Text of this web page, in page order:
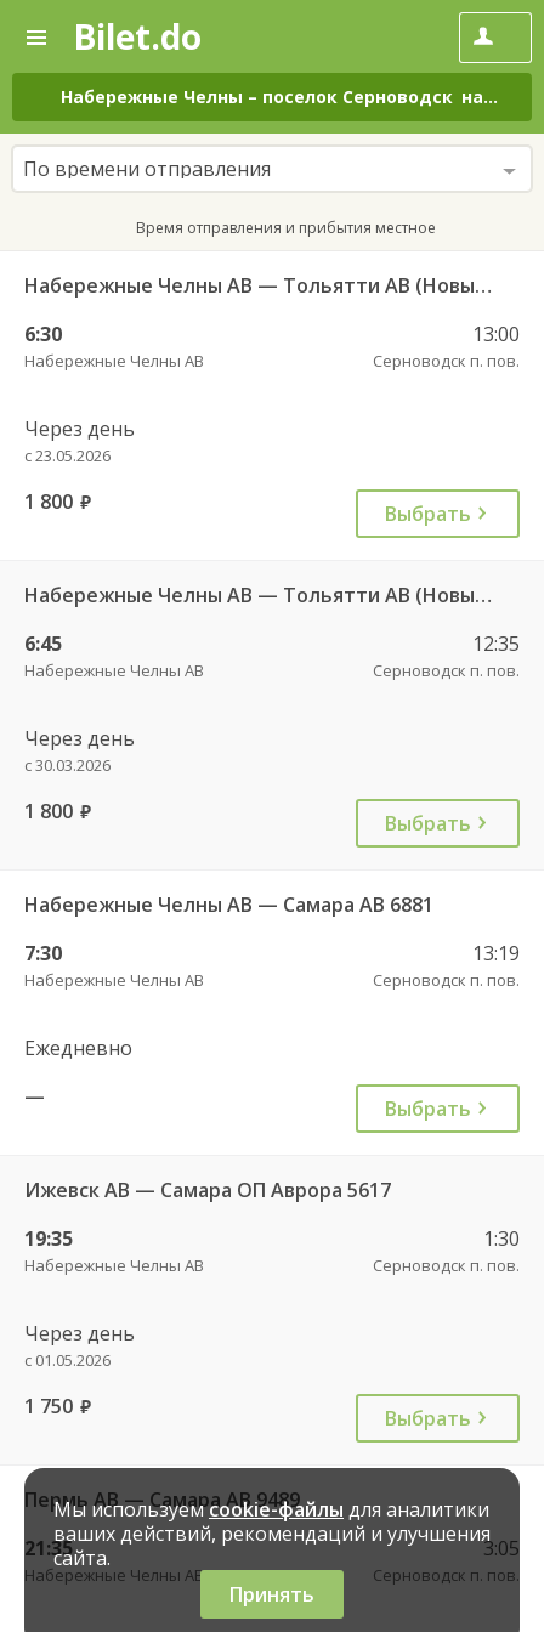
—
Поиск
и
покупка
билетов
на
автобус
онлайн
Bilet.do
Набережные Челны – поселок Серноводск на все дни
По времени отправления
Время отправления и прибытия местное
Набережные Челны АВ — Тольятти АВ (Новый город) 10722
6:30
Набережные Челны АВ
13:00
Серноводск п. пов.
Через день
с 23.05.2026
1 800 руб. Выбрать
Набережные Челны АВ — Тольятти АВ (Новый город) 601
6:45
Набережные Челны АВ
12:35
Серноводск п. пов.
Через день
с 30.03.2026
1 800 руб. Выбрать
Набережные Челны АВ — Самара АВ 6881
7:30
Набережные Челны АВ
13:19
Серноводск п. пов.
Ежедневно
—
Выбрать
Ижевск АВ — Самара ОП Аврора 5617
19:35
Набережные Челны АВ
1:30
Серноводск п. пов.
Через день
с 01.05.2026
1 750 руб. Выбрать
Пермь АВ — Самара АВ 9489
21:35
Набережные Челны АВ
3:05
Серноводск п. пов.
Мы используемcookie-файлы для аналитики
ваших действий, рекомендаций и улучшения
сайта.
Принять